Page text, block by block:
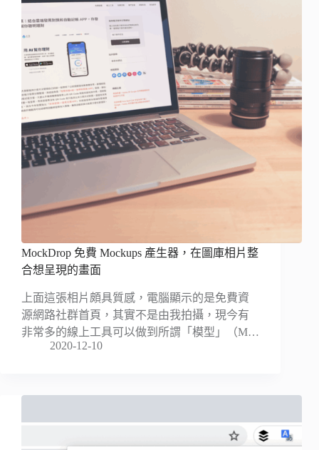
MockDrop 免費 Mockups 產生器，在圖庫相片整
合想呈現的畫面
上面這張相片頗具質感，電腦顯示的是免費資
源網路社群首頁，其實不是由我拍攝，現今有
非常多的線上工具可以做到所謂「模型」（M…
2020-12-10